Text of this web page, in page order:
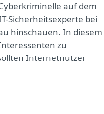
auf dem
Sicherheitsexperte bei
hinschauen. In diesem
zu
Internetnutzer